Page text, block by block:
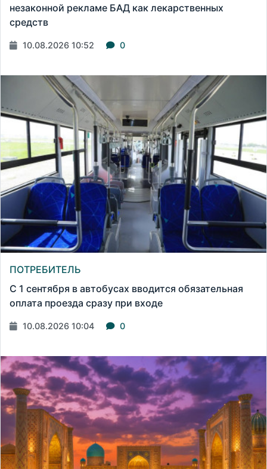
незаконной рекламе БАД как лекарственных
средств
10.08.2026 10:52 0
ПОТРЕБИТЕЛЬ
С 1 сентября в автобусах вводится обязательная
оплата проезда сразу при входе
10.08.2026 10:04 0